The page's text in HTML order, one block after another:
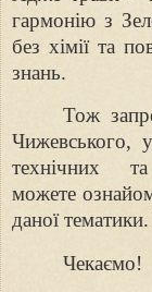
гармонію з
без хімії та
знань.
Тож
Чижевського,
технічних
можете
даної
Чекаємо!